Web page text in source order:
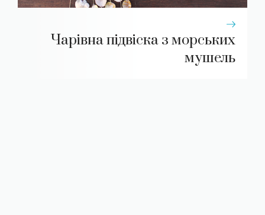
Чарівна підвіска з морських
мушель